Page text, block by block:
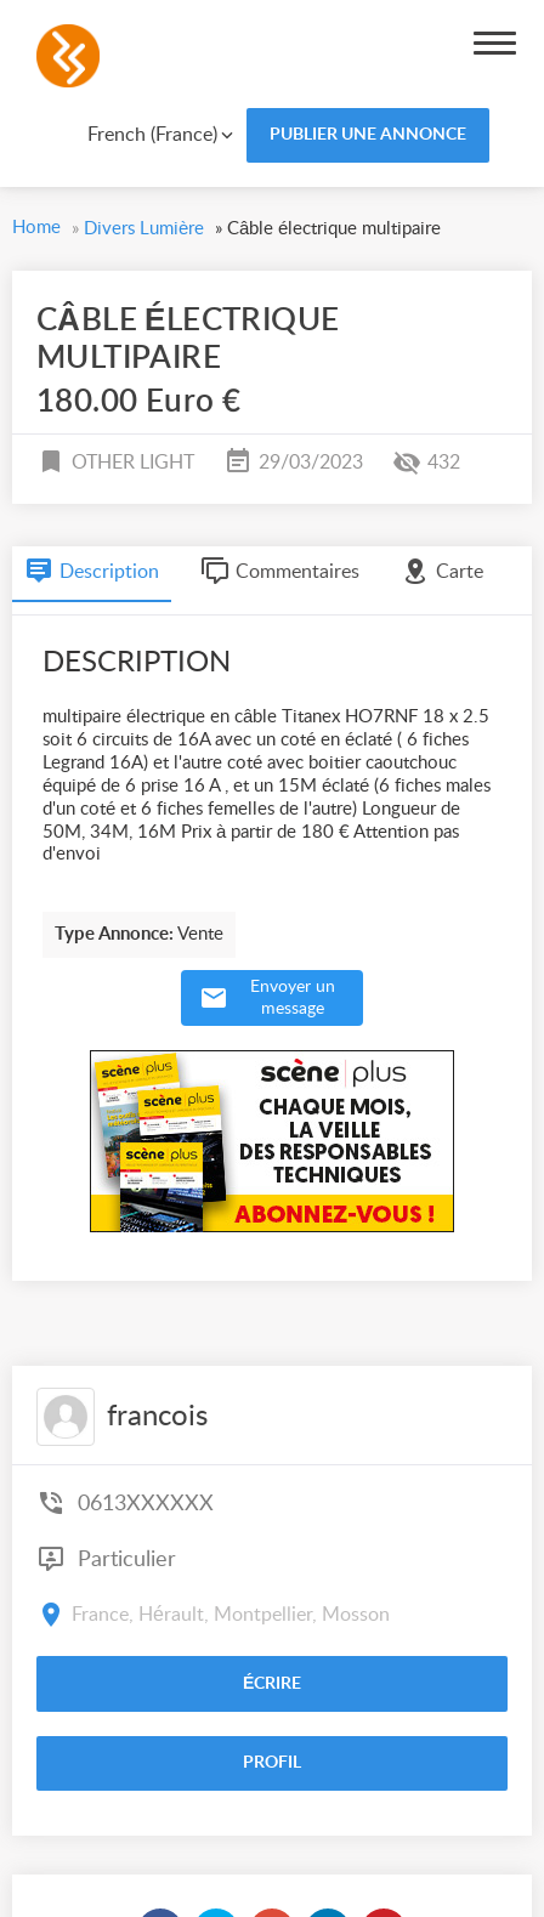
French (France) PUBLIER UNE ANNONCE
Home » Divers Lumière » Câble électrique multipaire
CÂBLE ÉLECTRIQUE
MULTIPAIRE
180.00 Euro €
OTHER LIGHT 29/03/2023 432
Description Commentaires Carte
DESCRIPTION
multipaire électrique en câble Titanex HO7RNF 18 x 2.5
soit 6 circuits de 16A avec un coté en éclaté ( 6 fiches
Legrand 16A) et l'autre coté avec boitier caoutchouc
équipé de 6 prise 16 A , et un 15M éclaté (6 fiches males
d'un coté et 6 fiches femelles de l'autre) Longueur de
50M, 34M, 16M Prix à partir de 180 € Attention pas
d'envoi
Type Annonce: Vente
Envoyer un
message
francois
0613XXXXXX
Particulier
France, Hérault, Montpellier, Mosson
ÉCRIRE
PROFIL